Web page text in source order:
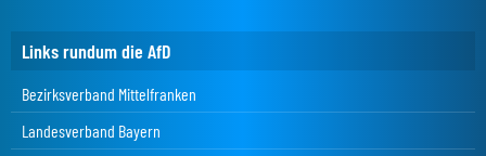
Links rundum die AfD
Bezirksverband Mittelfranken
Landesverband Bayern